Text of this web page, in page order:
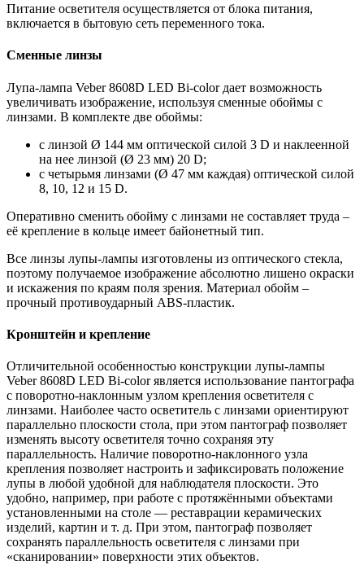
Питание осветителя осуществляется от блока питания,
включается в бытовую сеть переменного тока.
Сменные линзы
Лупа-лампа Veber 8608D LED Bi-color дает возможность
увеличивать изображение, используя сменные обоймы с
линзами. В комплекте две обоймы:
с линзой Ø 144 мм оптической силой 3 D и наклеенной
на нее линзой (Ø 23 мм) 20 D;
с четырьмя линзами (Ø 47 мм каждая) оптической силой
8, 10, 12 и 15 D.
Оперативно сменить обойму с линзами не составляет труда –
её крепление в кольце имеет байонетный тип.
Все линзы лупы-лампы изготовлены из оптического стекла,
поэтому получаемое изображение абсолютно лишено окраски
и искажения по краям поля зрения. Материал обойм –
прочный противоударный ABS-пластик.
Кронштейн и крепление
Отличительной особенностью конструкции лупы-лампы
Veber 8608D LED Bi-color является использование пантографа
с поворотно-наклонным узлом крепления осветителя с
линзами. Наиболее часто осветитель с линзами ориентируют
параллельно плоскости стола, при этом пантограф позволяет
изменять высоту осветителя точно сохраняя эту
параллельность. Наличие поворотно-наклонного узла
крепления позволяет настроить и зафиксировать положение
лупы в любой удобной для наблюдателя плоскости. Это
удобно, например, при работе с протяжёнными объектами
установленными на столе — реставрации керамических
изделий, картин и т. д. При этом, пантограф позволяет
сохранять параллельность осветителя с линзами при
«сканировании» поверхности этих объектов.